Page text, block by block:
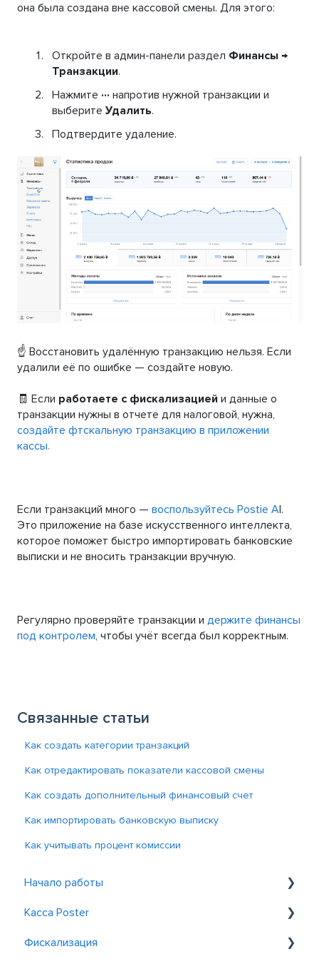
она была создана вне кассовой смены. Для этого:
Откройте в админ-панели раздел Финансы →
Транзакции.
Нажмите ··· напротив нужной транзакции и
выберите Удалить.
Подтвердите удаление.
☝️ Восстановить удалённую транзакцию нельзя. Если
удалили её по ошибке — создайте новую.
🧾 Если работаете с фискализацией и данные о
транзакции нужны в отчете для налоговой, нужна,
создайте фтскальную транзакцию в приложении
кассы.
Если транзакций много — воспользуйтесь Postie AI.
Это приложение на базе искусственного интеллекта,
которое поможет быстро импортировать банковские
выписки и не вносить транзакции вручную.
Регулярно проверяйте транзакции и держите финансы
под контролем, чтобы учёт всегда был корректным.
Связанные статьи
Как создать категории транзакций
Как отредактировать показатели кассовой смены
Как создать дополнительный финансовый счет
Как импортировать банковскую выписку
Как учитывать процент комиссии
Начало работы
Знакомство с Poster
Регистрация и вход
Касса Poster
Общие
Фискализация